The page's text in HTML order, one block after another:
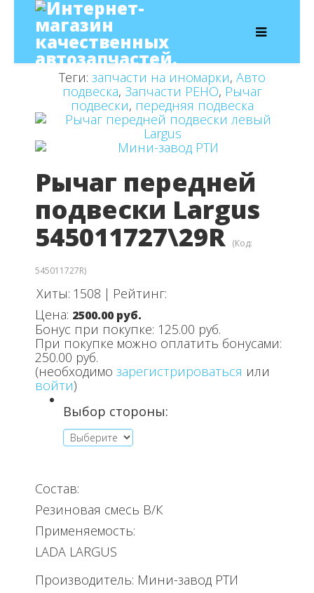
Теги: запчасти на иномарки, Авто
подвеска, Запчасти РЕНО, Рычаг
подвески, передняя подвеска
Рычаг передней
подвески Largus
545011727\29R (Код:
545011727R)
Хиты: 1508 | Рейтинг:
Цена: 2500.00 руб.
Бонус при покупке: 125.00 руб.
При покупке можно оплатить бонусами:
250.00 руб.
(необходимо зарегистрироваться или
войти)
Выбор стороны:
Состав:
Резиновая смесь В/К
Применяемость:
LADA LARGUS
Производитель: Мини-завод РТИ